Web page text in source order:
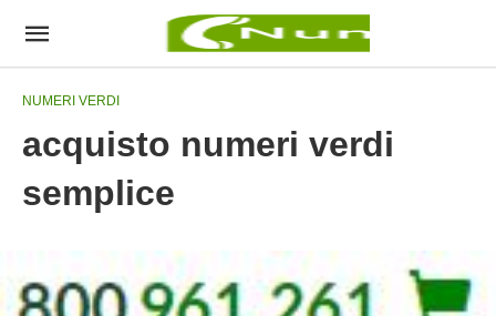
NUMERI VERDI
acquisto numeri verdi
semplice